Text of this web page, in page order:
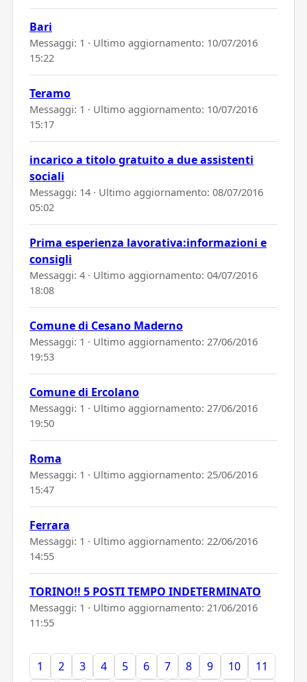
Bari
Messaggi: 1 · Ultimo aggiornamento: 10/07/2016
15:22
Teramo
Messaggi: 1 · Ultimo aggiornamento: 10/07/2016
15:17
incarico a titolo gratuito a due assistenti
sociali
Messaggi: 14 · Ultimo aggiornamento: 08/07/2016
05:02
Prima esperienza lavorativa:informazioni e
consigli
Messaggi: 4 · Ultimo aggiornamento: 04/07/2016
18:08
Comune di Cesano Maderno
Messaggi: 1 · Ultimo aggiornamento: 27/06/2016
19:53
Comune di Ercolano
Messaggi: 1 · Ultimo aggiornamento: 27/06/2016
19:50
Roma
Messaggi: 1 · Ultimo aggiornamento: 25/06/2016
15:47
Ferrara
Messaggi: 1 · Ultimo aggiornamento: 22/06/2016
14:55
TORINO!! 5 POSTI TEMPO INDETERMINATO
Messaggi: 1 · Ultimo aggiornamento: 21/06/2016
11:55
1 2 3 4 5 6 7 8 9 10
11